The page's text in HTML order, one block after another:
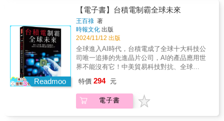
《商報》選為年度最佳商業圖書。&這是我父親
的故事，也是我自己的故事。同時，這是一個
關於中國和德國的故事，關於兩國經濟合作的
開端和許多方面的發展，以及這些發展所帶來
的社會變遷，特別是中國的崛起&hellip;&hellip;
在這個過程中，有一間汽車公司扮演了核心的
角色：德文稱為Volkswagen，中文稱為福斯汽
他家族的故事，描繪出當時中國生活的生動圖
景。」&mdash;&mdash;《Arzte Zeitung》
&「一本汽車或中國愛好者都必須閱讀的書
像，唯一始終抱持信心的人，只有李文波。他
讓福斯在美、日、法等多國車廠的角力中脫穎
而出。李文波的角色之所以關鍵，在於他不只
懂汽車工程，熟習福斯公司的文化，更懂中
國，有他串接中國官員的言外之意與德國工業
的實事求是，才使得一切變得可能。 作者李
德輝寫下父親不尋常的人生經歷，作為德國駐
北京長達九年的資深記者，他也寫出他對近年
中國變化的觀察，以批判的角度道出中國幾波
的考驗和壓力，以及對西方當前困局的反
思。 這本與大時代緊密連結的家族回憶錄，
故事飽滿，耐人尋味。出版後立即在德國引起
大學電機系畢業後到AMD當晶片設計師、LSI當
業務&mdash;&mdash;愛打電動的他看到電玩
市場將蓬勃發展，繪圖晶片強者一定會勝出
&mdash;&mdash;他與兩位天才工程師克蒂斯‧
普里姆和克里斯‧馬拉科夫斯基，在丹尼連鎖餐
廳的小包廂拍板成立輝達。 《輝達之道》道出
不斷動盪與失敗中闖關打怪般的成長歷程：找
創投基金、搶一流人才、NV1及NV2慘敗、化
險為夷的RIVA 128，到以「GPU」之名重新定
義顯卡。輝達成立之初，只有電腦遊戲領域內
的人認識，但輝達不止步於此。事實上，黃仁
勳這位穿著黑皮衣的CEO，篤信「我們不瓜分
者序 ★★ 李柏鋒．林正峰．謝孟諺．闕又上
科技／財經界權威一致推薦 ★&「輝達現在是
地球上最重要的股票。」─── 高盛「輝達在 AI
智慧財產權方面的獨特地位，任何公司都無法
比擬。」─── 紐約時報「未來半導體市場的局
勢，將由輝達決定。」─── 華爾街日報&|| 從
美式家庭餐廳發跡的半導體巨人1993 年，三位
充滿熱情的工程師攜手創立輝達，由黃仁勳擔
任 CEO。歷經第一款產品 NV1 的慘烈失敗
SEGA 合作的機會。四年後推出熱銷產品
RIVA128 NV3，驚險脫離倒閉困境，並逐步成
為顯示卡霸主。隨著 GeForce 問世，輝達創造
Readmoo
【電子書】台積電制霸全球未來
王百祿 著
時報文化 出版
2024/11/12 出版
全球進入AI時代，台積電成了全球十大科技公
司唯一追捧的先進晶片公司，AI的產品應用世
界不能沒有它！中美貿易科技對抗、全球
裴洛西來台訪問引起的大風波等，都是影響全
球的大事件。在2000年WTO倡議全球化，包括
美國在內的會員國給予中國優惠貿易條件，台
特價 294 元
電子書